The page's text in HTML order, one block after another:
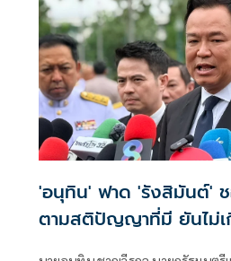
'อนุทิน' ฟาด 'รังสิมันต์'
ตามสติปัญญาที่มี ยันไม่